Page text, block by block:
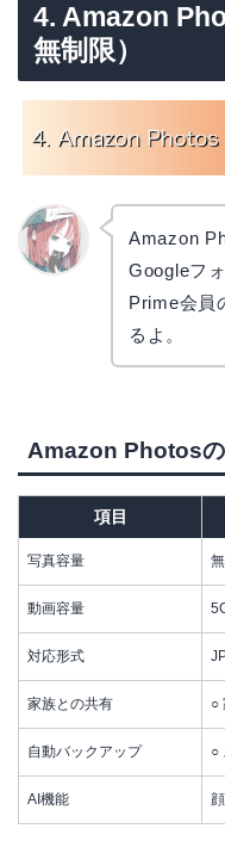
4. Amazon
無制限）
Amazon
Googleフ
Prime会員
るよ。
Amazon Photos
項目
写真容量
動画容量
対応形式
家族との共有 ○
自動バックアップ ○
AI機能